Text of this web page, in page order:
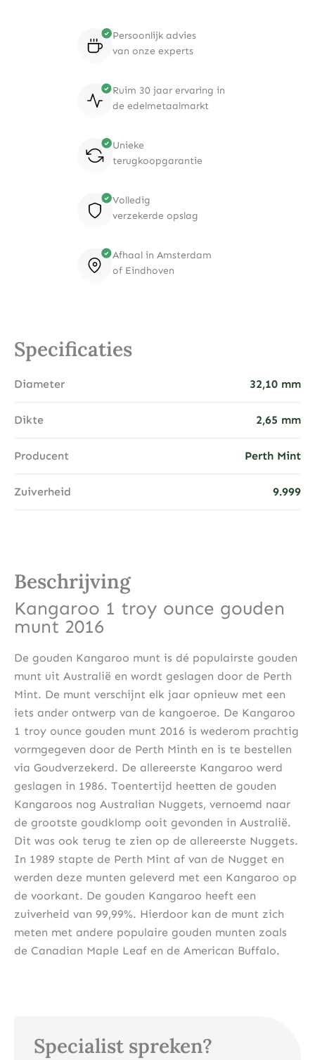
Persoonlijk advies
van onze experts
Ruim 30 jaar ervaring in
de edelmetaalmarkt
Unieke
terugkoopgarantie
Volledig
verzekerde opslag
Afhaal in Amsterdam
of Eindhoven
Specialist spreken?
Specificaties
Diameter 32,10 mm
Dikte 2,65 mm
Producent Perth Mint
Zuiverheid 9.999
Beschrijving
Kangaroo 1 troy ounce gouden
munt 2016
De gouden Kangaroo munt is dé populairste gouden
munt uit Australië en wordt geslagen door de Perth
Mint. De munt verschijnt elk jaar opnieuw met een
iets ander ontwerp van de kangoeroe. De Kangaroo
1 troy ounce gouden munt 2016 is wederom prachtig
vormgegeven door de Perth Minth en is te bestellen
via Goudverzekerd. De allereerste Kangaroo werd
geslagen in 1986. Toentertijd heetten de gouden
Kangaroos nog Australian Nuggets, vernoemd naar
de grootste goudklomp ooit gevonden in Australië.
Dit was ook terug te zien op de allereerste Nuggets.
In 1989 stapte de Perth Mint af van de Nugget en
werden deze munten geleverd met een Kangaroo op
de voorkant. De gouden Kangaroo heeft een
zuiverheid van 99,99%. Hierdoor kan de munt zich
meten met andere populaire gouden munten zoals
de Canadian Maple Leaf en de American Buffalo.